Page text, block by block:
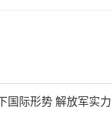
国际形势 解放军实力